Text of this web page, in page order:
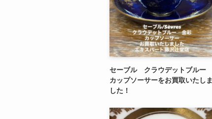
セーブル クラウデットブルー
カップソーサーをお買取いたしま
した！